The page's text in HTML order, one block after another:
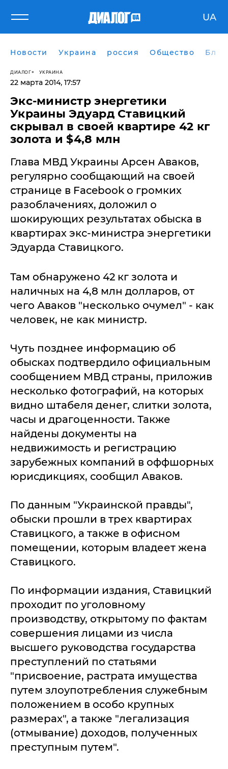
UA
Новости Украина россия Общество
ДИАЛОГ УКРАИНА
22 марта 2014, 17:57
Экс-министр энергетики
Украины Эдуард Ставицкий
скрывал в своей квартире 42 кг
золота и $4,8 млн
Глава МВД Украины Арсен Аваков,
регулярно сообщающий на своей
странице в Facebook о громких
разоблачениях, доложил о
шокирующих результатах обыска в
квартирах экс-министра энергетики
Эдуарда Ставицкого.
Там обнаружено 42 кг золота и
наличных на 4,8 млн долларов, от
чего Аваков "несколько очумел" - как
человек, не как министр.
Чуть позднее информацию об
обысках подтвердило официальным
сообщением МВД страны, приложив
несколько фотографий, на которых
видно штабеля денег, слитки золота,
часы и драгоценности. Также
найдены документы на
недвижимость и регистрацию
зарубежных компаний в оффшорных
юрисдикциях, сообщил Аваков.
По данным "Украинской правды",
обыски прошли в трех квартирах
Ставицкого, а также в офисном
помещении, которым владеет жена
Ставицкого.
По информации издания, Ставицкий
проходит по уголовному
производству, открытому по фактам
совершения лицами из числа
высшего руководства государства
преступлений по статьями
"присвоение, растрата имущества
путем злоупотребления служебным
положением в особо крупных
размерах", а также "легализация
(отмывание) доходов, полученных
преступным путем".